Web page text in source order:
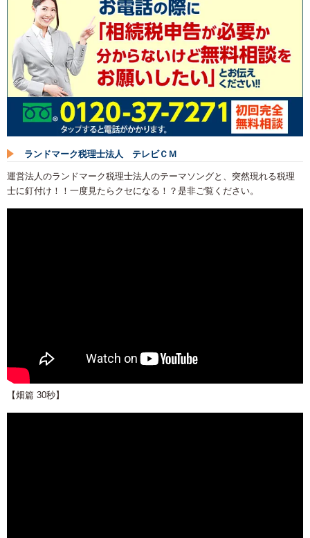
ランドマーク税理士法人 テレビＣＭ
運営法人のランドマーク税理士法人のテーマソングと、突然現れる税理
士に釘付け！！一度見たらクセになる！？是非ご覧ください。
【畑篇 30秒】